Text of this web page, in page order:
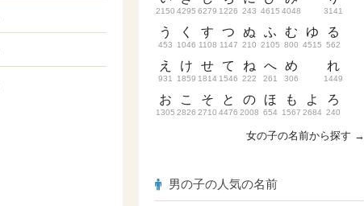
2150
う
453
え
931
お
1305
4295
く
1046
け
1859
こ
2826
6279
す
1108
せ
1814
そ
2710
1226
つ
1147
て
1546
と
4476
243
ぬ
210
ね
222
の
2008
4615
ふ
2105
へ
261
ほ
654
4048
む
800
め
306
も
1567
ゆ
4515
よ
2684
3141
る
562
れ
1449
ろ
240
女の子の名前から探す →
男の子の人気の名前